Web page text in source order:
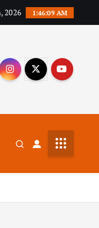
2026 1:46:11 AM